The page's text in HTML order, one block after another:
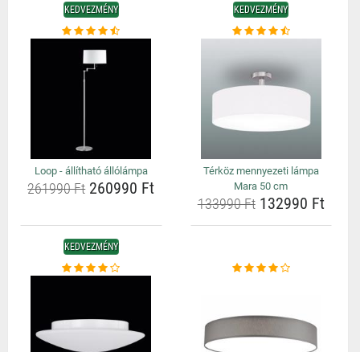
KEDVEZMÉNY
Loop - állítható állólámpa
261990 Ft260990 Ft
KEDVEZMÉNY
Térköz mennyezeti lámpa
Mara 50 cm
133990 Ft132990 Ft
KEDVEZMÉNY